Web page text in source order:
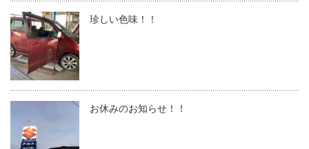
珍しい色味！！
お休みのお知らせ！！